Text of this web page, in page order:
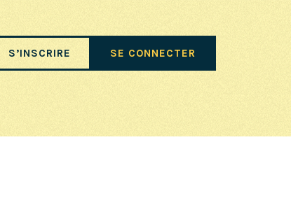
S’INSCRIRE SE CONNECTER